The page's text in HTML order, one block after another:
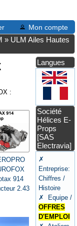
Mon compte
» ULM Ailes Hautes
:
914
2.43
Langues
Société
Hélices E-
Props
[SAS
Electravia]
✗
Entreprise:
Chiffres /
Histoire
✗ Equipe /
OFFRES
D'EMPLOI